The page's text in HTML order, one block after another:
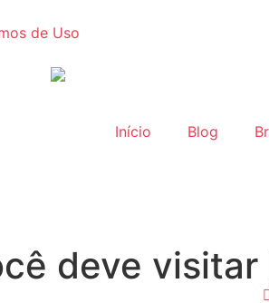
de Uso
Início Blog
deve visitar